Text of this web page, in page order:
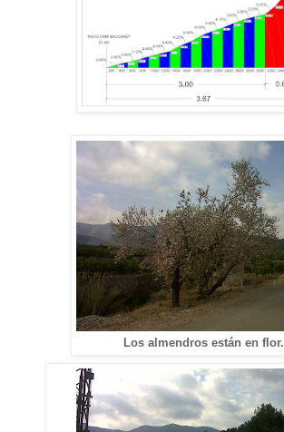
Los almendros están en flor.